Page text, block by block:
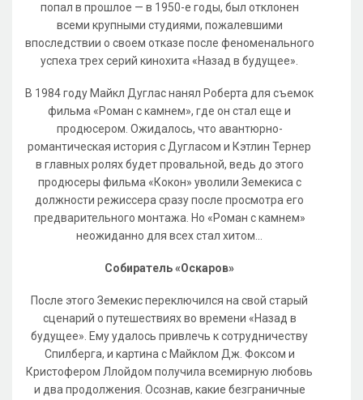
попал в прошлое — в 1950-е годы, был отклонен
всеми крупными студиями, пожалевшими
впоследствии о своем отказе после феноменального
успеха трех серий кинохита «Назад в будущее».
В 1984 году Майкл Дуглас нанял Роберта для съемок
фильма «Роман с камнем», где он стал еще и
продюсером. Ожидалось, что авантюрно-
романтическая история с Дугласом и Кэтлин Тернер
в главных ролях будет провальной, ведь до этого
продюсеры фильма «Кокон» уволили Земекиса с
должности режиссера сразу после просмотра его
предварительного монтажа. Но «Роман с камнем»
неожиданно для всех стал хитом...
Собиратель «Оскаров»
После этого Земекис переключился на свой старый
сценарий о путешествиях во времени «Назад в
будущее». Ему удалось привлечь к сотрудничеству
Спилберга, и картина с Майклом Дж. Фоксом и
Кристофером Ллойдом получила всемирную любовь
и два продолжения. Осознав, какие безграничные